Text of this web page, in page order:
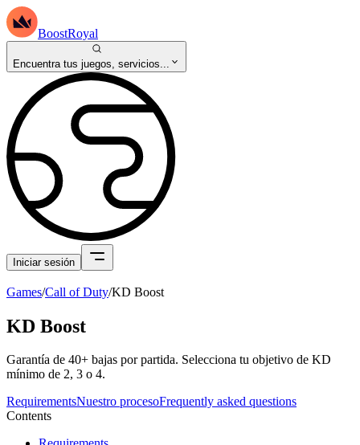
BoostRoyal
Encuentra tus juegos, servicios...
Iniciar sesión
Games/Call of Duty/KD Boost
KD Boost
Garantía de 40+ bajas por partida. Selecciona tu objetivo de KD
mínimo de 2, 3 o 4.
RequirementsNuestro procesoFrequently asked questions
Contents